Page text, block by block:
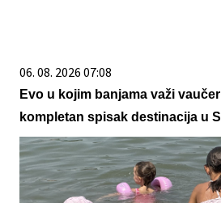
06. 08. 2026 07:08
Evo u kojim banjama važi
kompletan spisak destinacija u